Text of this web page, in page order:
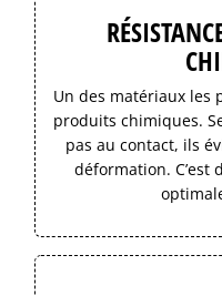
Un des matériaux les
produits chimiques.
pas au contact, ils
déformation. C’est